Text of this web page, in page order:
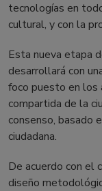
tecnologías en
cultural, y con la
Esta nueva etapa
desarrollará con
foco puesto en los
compartida de la
consenso, basado
ciudadana.
De acuerdo con el
diseño